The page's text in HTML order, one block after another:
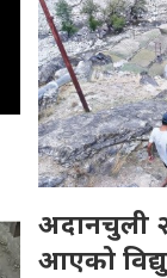
अदानचुली
आएको